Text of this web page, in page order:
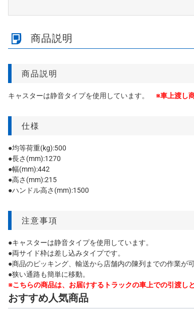
商品説明
商品説明
キャスターは静音タイプを使用しています。 ※車上渡し
仕様
●均等荷重(kg):500
●長さ(mm):1270
●幅(mm):442
●高さ(mm):215
●ハンドル高さ(mm):1500
注意事項
●キャスターは静音タイプを使用しています。
●両サイド枠は差し込みタイプです。
●商品のピッキング、輸送から店舗内の陳列までの作業が可
●狭い通路も簡単に移動。
※こちらの商品は、お届けするトラックの車上での引渡し
おすすめ人気商品